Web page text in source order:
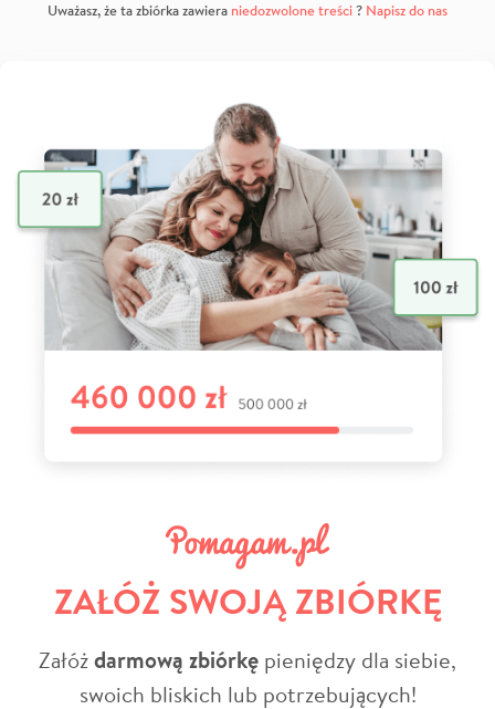
Uważasz, że ta zbiórka zawiera niedozwolone treści? Napisz do nas
ZAŁÓŻ SWOJĄ ZBIÓRKĘ
Załóżdarmową zbiórkę pieniędzy dla siebie,
swoich bliskich lub potrzebujących!